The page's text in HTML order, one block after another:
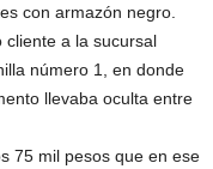
con armazón negro.
cliente a la sucursal
número 1, en donde
llevaba oculta entre
75 mil pesos que en ese